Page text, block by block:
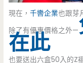
現在，千轡企業也跟芽
除了有優惠價格之外—
在此
也要送出六盒50入的Z